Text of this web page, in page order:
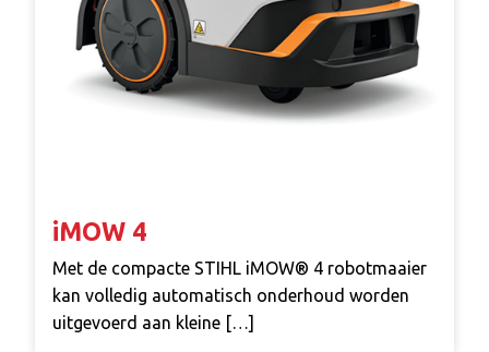
iMOW 4
Met de compacte STIHL iMOW® 4 robotmaaier
kan volledig automatisch onderhoud worden
uitgevoerd aan kleine […]